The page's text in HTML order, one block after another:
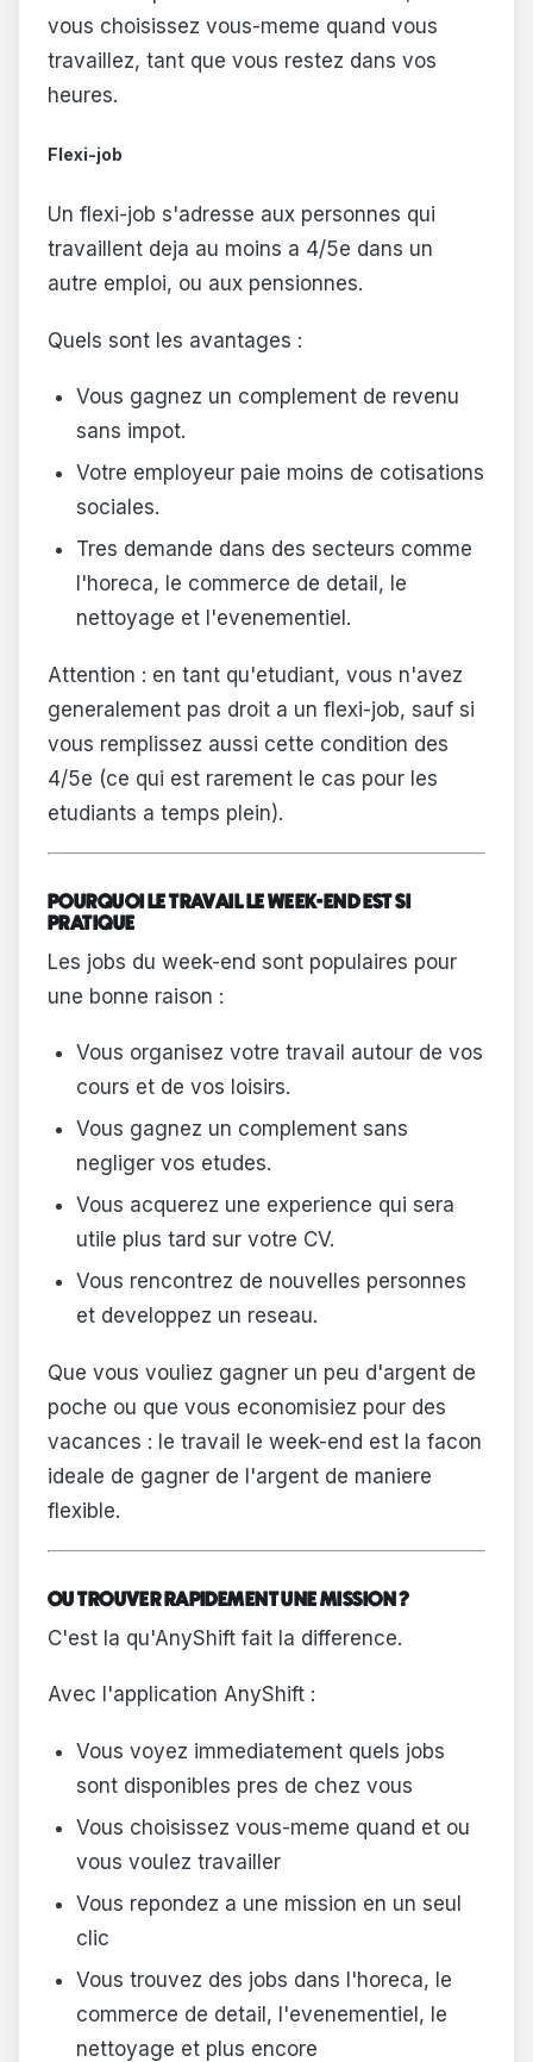
vous choisissez vous-meme quand vous
travaillez, tant que vous restez dans vos
heures.
Flexi-job
Un flexi-job s'adresse aux personnes qui
travaillent deja au moins a 4/5e dans un
autre emploi, ou aux pensionnes.
Quels sont les avantages :
Vous gagnez un complement de revenu
sans impot.
Votre employeur paie moins de cotisations
sociales.
Tres demande dans des secteurs comme
l'horeca, le commerce de detail, le
nettoyage et l'evenementiel.
Attention : en tant qu'etudiant, vous n'avez
generalement pas droit a un flexi-job, sauf si
vous remplissez aussi cette condition des
4/5e (ce qui est rarement le cas pour les
etudiants a temps plein).
POURQUOI LE TRAVAIL LE WEEK-END EST SI
PRATIQUE
Les jobs du week-end sont populaires pour
une bonne raison :
Vous organisez votre travail autour de vos
cours et de vos loisirs.
Vous gagnez un complement sans
negliger vos etudes.
Vous acquerez une experience qui sera
utile plus tard sur votre CV.
Vous rencontrez de nouvelles personnes
et developpez un reseau.
Que vous vouliez gagner un peu d'argent de
poche ou que vous economisiez pour des
vacances : le travail le week-end est la facon
ideale de gagner de l'argent de maniere
flexible.
OU TROUVER RAPIDEMENT UNE MISSION ?
C'est la qu'AnyShift fait la difference.
Avec l'application AnyShift :
Vous voyez immediatement quels jobs
sont disponibles pres de chez vous
Vous choisissez vous-meme quand et ou
vous voulez travailler
Vous repondez a une mission en un seul
clic
Vous trouvez des jobs dans l'horeca, le
commerce de detail, l'evenementiel, le
nettoyage et plus encore